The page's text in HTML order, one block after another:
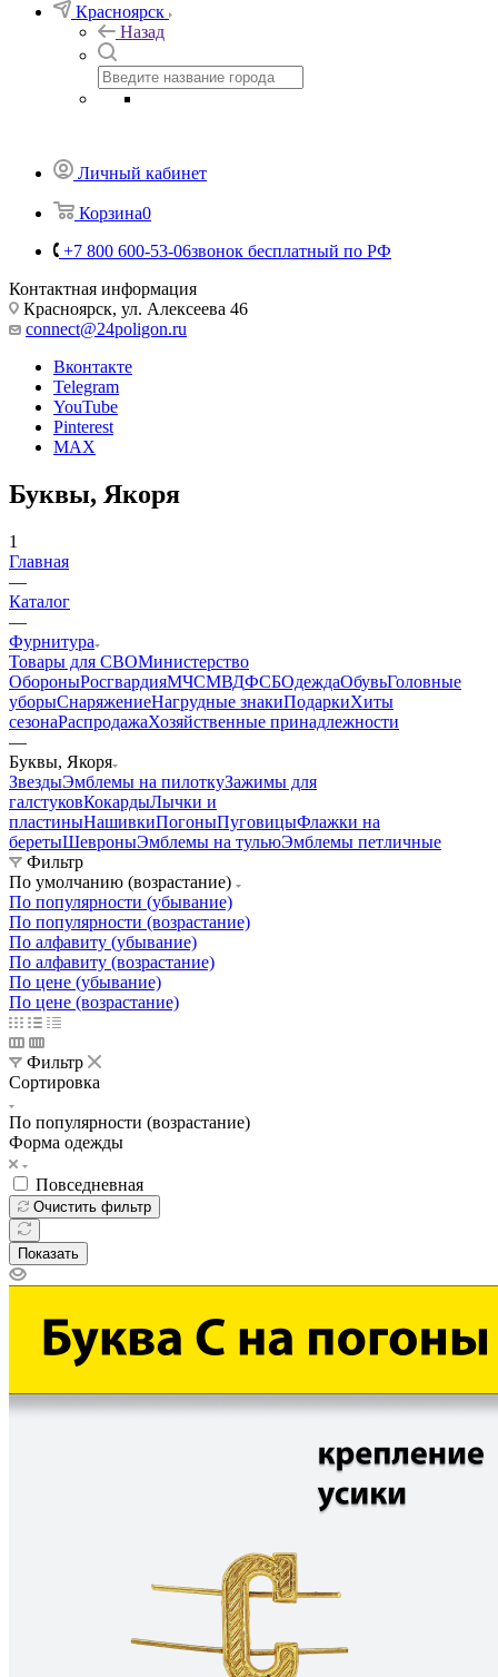
Красноярск
Назад
Личный кабинет
Корзина0
+7 800 600-53-06звонок бесплатный по РФ
Контактная информация
Красноярск, ул. Алексеева 46
connect@24poligon.ru
Вконтакте
Telegram
YouTube
Pinterest
MAX
Буквы, Якоря
1
Главная
—
Каталог
—
Фурнитура
Товары для СВОМинистерство
ОбороныРосгвардияМЧСМВДФСБОдеждаОбувьГоловные
уборыСнаряжениеНагрудные знакиПодаркиХиты
сезонаРаспродажаХозяйственные принадлежности
—
Буквы, Якоря
ЗвездыЭмблемы на пилоткуЗажимы для
галстуковКокардыЛычки и
пластиныНашивкиПогоныПуговицыФлажки на
беретыШевроныЭмблемы на тульюЭмблемы петличные
Фильтр
По умолчанию (возрастание)
По популярности (убывание)
По популярности (возрастание)
По алфавиту (убывание)
По алфавиту (возрастание)
По цене (убывание)
По цене (возрастание)
Фильтр
Сортировка
По популярности (возрастание)
Форма одежды
Повседневная
Очистить фильтр
Показать